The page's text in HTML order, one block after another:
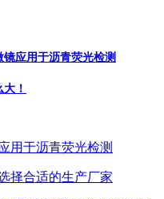
应用于沥青荧光检测
！
用于沥青荧光检测
择合适的生产厂家